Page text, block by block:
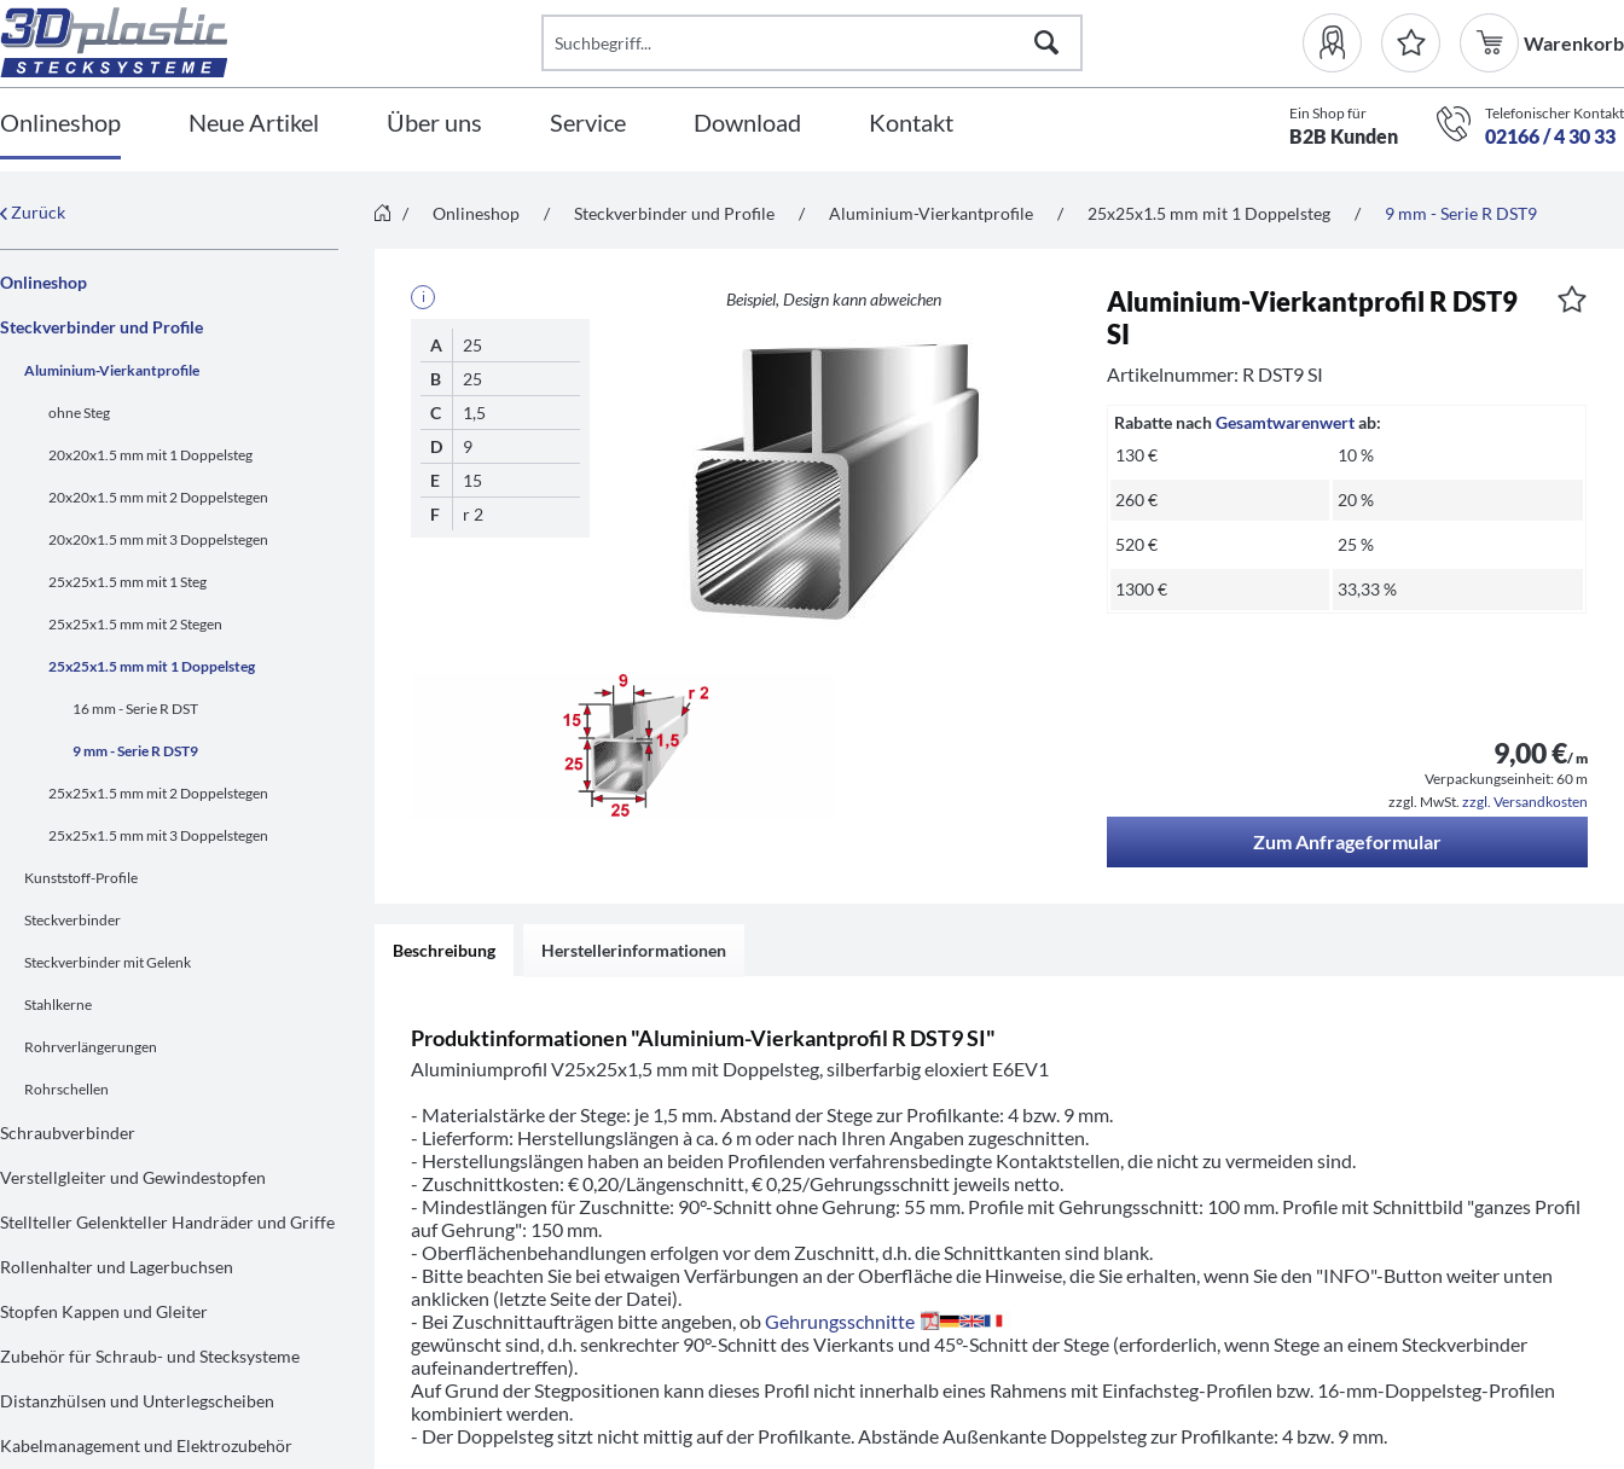
Warenkorb
Onlineshop Neue Artikel Über uns Service Download Kontakt Ein Shop für
B2B Kunden
Telefonischer Kontakt
02166 / 4 30 33
Zurück / Onlineshop / Steckverbinder und Profile / Aluminium-Vierkantprofile / 25x25x1.5 mm mit 1 Doppelsteg / 9 mm - Serie R DST9
Onlineshop
Steckverbinder und Profile
Aluminium-Vierkantprofile
ohne Steg
20x20x1.5 mm mit 1 Doppelsteg
20x20x1.5 mm mit 2 Doppelstegen
20x20x1.5 mm mit 3 Doppelstegen
25x25x1.5 mm mit 1 Steg
25x25x1.5 mm mit 2 Stegen
25x25x1.5 mm mit 1 Doppelsteg
16 mm - Serie R DST
9 mm - Serie R DST9
25x25x1.5 mm mit 2 Doppelstegen
25x25x1.5 mm mit 3 Doppelstegen
Kunststoff-Profile
Steckverbinder
Steckverbinder mit Gelenk
Stahlkerne
Rohrverlängerungen
Rohrschellen
Schraubverbinder
Verstellgleiter und Gewindestopfen
Stellteller Gelenkteller Handräder und Griffe
Rollenhalter und Lagerbuchsen
Stopfen Kappen und Gleiter
Zubehör für Schraub- und Stecksysteme
Distanzhülsen und Unterlegscheiben
Kabelmanagement und Elektrozubehör
i
A
25
B
25
C
1,5
D
9
E
15
F
r 2
Beispiel, Design kann abweichen
Aluminium-Vierkantprofil R DST9
SI
Artikelnummer: R DST9 SI
Rabatte nachGesamtwarenwertab:
130 €
10 %
260 € 20 %
520 € 25 %
1300 € 33,33 %
9,00 €/ m
Verpackungseinheit:60 m
zzgl. MwSt. zzgl. Versandkosten
Zum Anfrageformular
Beschreibung Herstellerinformationen
Produktinformationen "Aluminium-Vierkantprofil R DST9 SI"
Aluminiumprofil V25x25x1,5 mm mit Doppelsteg, silberfarbig eloxiert E6EV1
- Materialstärke der Stege: je 1,5 mm. Abstand der Stege zur Profilkante: 4 bzw. 9 mm.
- Lieferform: Herstellungslängen à ca. 6 m oder nach Ihren Angaben zugeschnitten.
- Herstellungslängen haben an beiden Profilenden verfahrensbedingte Kontaktstellen, die nicht zu vermeiden sind.
- Zuschnittkosten: € 0,20/Längenschnitt, € 0,25/Gehrungsschnitt jeweils netto.
- Mindestlängen für Zuschnitte: 90°-Schnitt ohne Gehrung: 55 mm. Profile mit Gehrungsschnitt: 100 mm. Profile mit Schnittbild "ganzes Profil
auf Gehrung": 150 mm.
- Oberflächenbehandlungen erfolgen vor dem Zuschnitt, d.h. die Schnittkanten sind blank.
- Bitte beachten Sie bei etwaigen Verfärbungen an der Oberfläche die Hinweise, die Sie erhalten, wenn Sie den "INFO"-Button weiter unten
anklicken (letzte Seite der Datei).
- Bei Zuschnittaufträgen bitte angeben, obGehrungsschnitte
gewünscht sind, d.h. senkrechter 90°-Schnitt des Vierkants und 45°-Schnitt der Stege (erforderlich, wenn Stege an einem Steckverbinder
aufeinandertreffen).
Auf Grund der Stegpositionen kann dieses Profil nicht innerhalb eines Rahmens mit Einfachsteg-Profilen bzw. 16-mm-Doppelsteg-Profilen
kombiniert werden.
- Der Doppelsteg sitzt nicht mittig auf der Profilkante. Abstände Außenkante Doppelsteg zur Profilkante: 4 bzw. 9 mm.